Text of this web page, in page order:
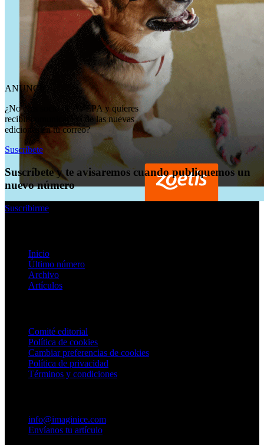
ANUNCIO
¿No eres socio de AVEPA y quieres
recibir comunicación de las nuevas
ediciones en tu correo?
Suscríbete
Suscríbete y te avisaremos cuando publiquemos un
nuevo número
Suscribirme
Inicio
Último número
Archivo
Artículos
Comité editorial
Política de cookies
Cambiar preferencias de cookies
Política de privacidad
Términos y condiciones
info@imaginice.com
Envíanos tu artículo